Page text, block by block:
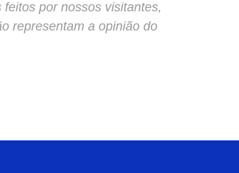
por nossos visitantes,
representam a opinião do